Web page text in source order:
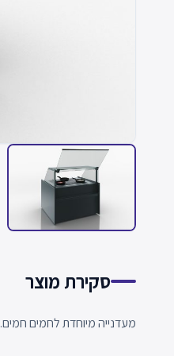
סקירת מוצר
מעדנייה מיוחדת לחמים חמים.